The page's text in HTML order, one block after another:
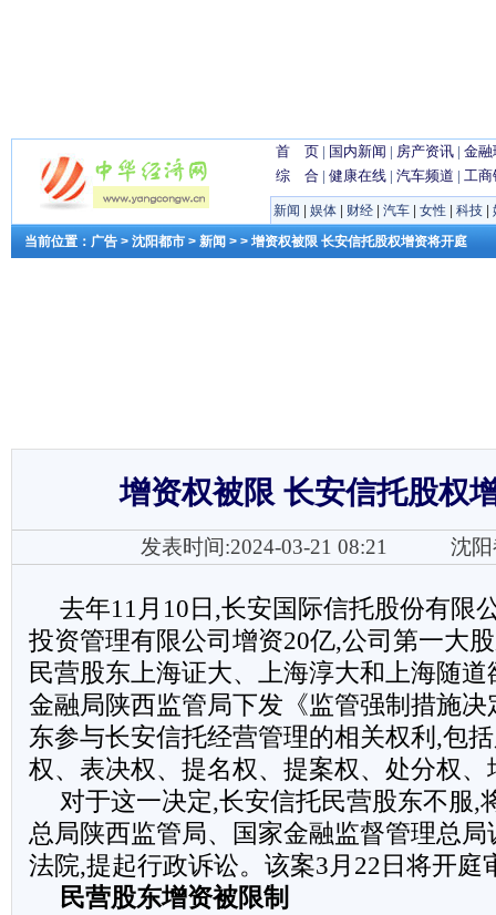
首 页 | 国内新闻 | 房产资讯 | 金融
综 合 | 健康在线 | 汽车频道 | 工商
新闻 娱体 财经 汽车 女性 科技
当前位置： 广告 > 沈阳都市 > 新闻 > > 增资权被限 长安信托股权增资将开庭
增资权被限 长安信托股权
发表时间:2024-03-21 08:21 沈
去年11月10日,长安国际信托股份有限
投资管理有限公司增资20亿,公司第一大
民营股东上海证大、上海淳大和上海随
金融局陕西监管局下发《监管强制措施
东参与长安信托经营管理的相关权利,包
权、表决权、提名权、提案权、处分权、
对于这一决定,长安信托民营股东不服,
总局陕西监管局、国家金融监督管理总
法院,提起行政诉讼。该案3月22日将开庭
民营股东增资被限制